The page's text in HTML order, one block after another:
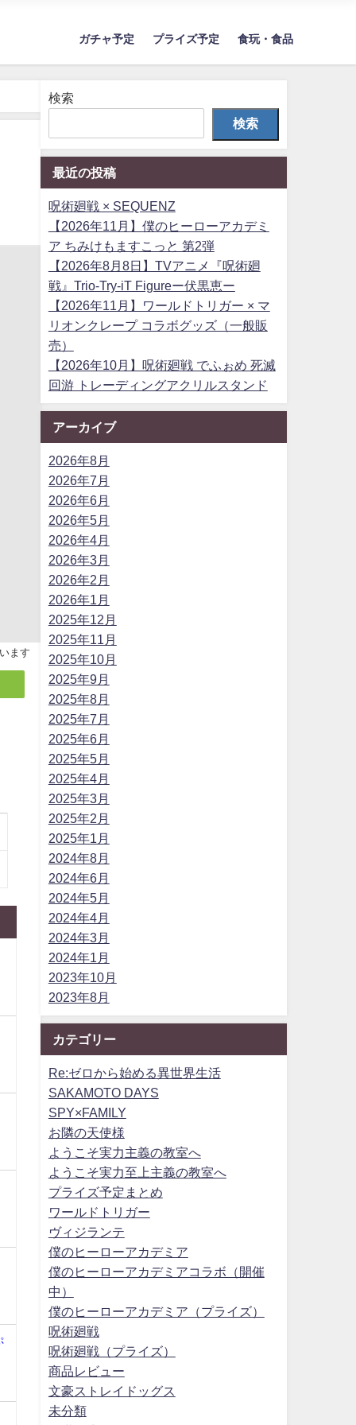
ガチャ予定 プライズ予定 食玩・食品
ます
検索
検索
最近の投稿
呪術廻戦 × SEQUENZ
【2026年11月】僕のヒーローアカデミ
ア ちみけもますこっと 第2弾
【2026年8月8日】TVアニメ『呪術廻
戦』Trio-Try-iT Figureー伏黒恵ー
【2026年11月】ワールドトリガー × マ
リオンクレープ コラボグッズ（一般販
売）
【2026年10月】呪術廻戦 でふぉめ 死滅
回游 トレーディングアクリルスタンド
アーカイブ
2026年8月
2026年7月
2026年6月
2026年5月
2026年4月
2026年3月
2026年2月
2026年1月
2025年12月
2025年11月
2025年10月
2025年9月
2025年8月
2025年7月
2025年6月
2025年5月
2025年4月
2025年3月
2025年2月
2025年1月
2024年8月
2024年6月
2024年5月
2024年4月
2024年3月
2024年1月
2023年10月
2023年8月
カテゴリー
Re:ゼロから始める異世界生活
SAKAMOTO DAYS
SPY×FAMILY
お隣の天使様
ようこそ実力主義の教室へ
ようこそ実力至上主義の教室へ
プライズ予定まとめ
ワールドトリガー
ヴィジランテ
僕のヒーローアカデミア
僕のヒーローアカデミアコラボ（開催
中）
僕のヒーローアカデミア（プライズ）
呪術廻戦
呪術廻戦（プライズ）
商品レビュー
文豪ストレイドッグス
未分類